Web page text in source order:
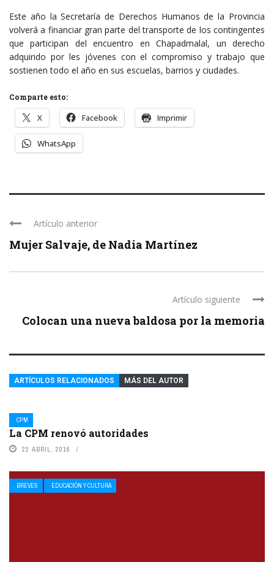
Este año la Secretaría de Derechos Humanos de la Provincia
volverá a financiar gran parte del transporte de los contingentes
que participan del encuentro en Chapadmalal, un derecho
adquirido por les jóvenes con el compromiso y trabajo que
sostienen todo el año en sus escuelas, barrios y ciudades.
Comparte esto:
X Facebook Imprimir
WhatsApp
Artículo anterior
Mujer Salvaje, de Nadia Martínez
Artículo siguiente
Colocan una nueva baldosa por la memoria
ARTÍCULOS RELACIONADOS MÁS DEL AUTOR
CPM
La CPM renovó autoridades
22 ABRIL, 2016
BREVES EDUCACIÓN Y CULTURA